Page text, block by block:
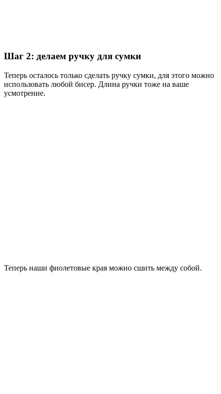
Шаг 2: делаем ручку для сумки
Теперь осталось только сделать ручку сумки, для этого можно
использовать любой бисер. Длина ручки тоже на ваше
усмотрение.
Теперь наши фиолетовые края можно сшить между собой.